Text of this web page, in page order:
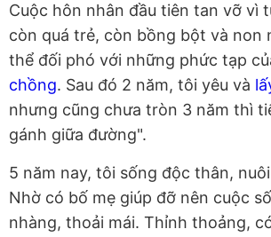
Cuộc hôn nhân đầu tiên tan vỡ vì
còn quá trẻ, còn bồng bột và non
thể đối phó với những phức tạp
chồng. Sau đó 2 năm, tôi yêu và
nhưng cũng chưa tròn 3 năm thì
gánh giữa đường".
5 năm nay, tôi sống độc thân,
Nhờ có bố mẹ giúp đỡ nên cuộc
nhàng, thoải mái. Thỉnh thoảng,